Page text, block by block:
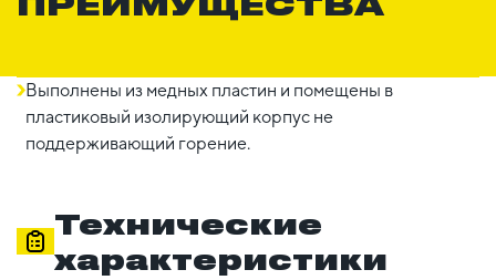
Выполнены из медных пластин и помещены в
пластиковый изолирующий корпус не
поддерживающий горение.
Технические
характеристики